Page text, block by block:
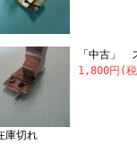
庫切れ
「中古」
1,800円(